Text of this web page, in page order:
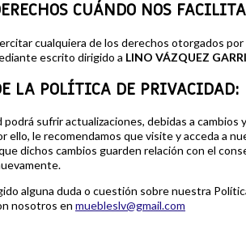
CUÁNDO NOS
cualquiera de los derechos otorgados
escrito dirigido a LINO VÁZQUEZ
LA POLÍTICA DE PRIVACIDAD:
sufrir actualizaciones, debidas a
ello, le recomendamos que visite y acceda a
dichos cambios guarden relación con el
alguna duda o cuestión sobre nuestra
nosotros en muebleslv@gmail.com